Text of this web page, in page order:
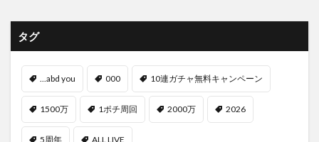
タグ
...abd you 000 10連ガチャ無料キャンペーン
1500万 1ポチ周回 2000万 2026
5周年 ALL LIVE